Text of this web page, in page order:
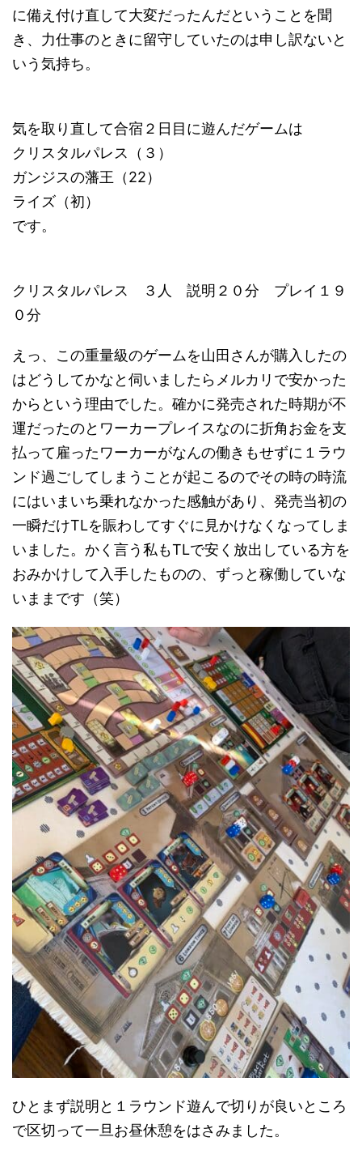
に備え付け直して大変だったんだということを聞
き、力仕事のときに留守していたのは申し訳ないと
いう気持ち。
気を取り直して合宿２日目に遊んだゲームは
クリスタルパレス（３）
ガンジスの藩王（22）
ライズ（初）
です。
クリスタルパレス ３人 説明２０分 プレイ１９
０分
えっ、この重量級のゲームを山田さんが購入したの
はどうしてかなと伺いましたらメルカリで安かった
からという理由でした。確かに発売された時期が不
運だったのとワーカープレイスなのに折角お金を支
払って雇ったワーカーがなんの働きもせずに１ラウ
ンド過ごしてしまうことが起こるのでその時の時流
にはいまいち乗れなかった感触があり、発売当初の
一瞬だけTLを賑わしてすぐに見かけなくなってしま
いました。かく言う私もTLで安く放出している方を
おみかけして入手したものの、ずっと稼働していな
いままです（笑）
ひとまず説明と１ラウンド遊んで切りが良いところ
で区切って一旦お昼休憩をはさみました。